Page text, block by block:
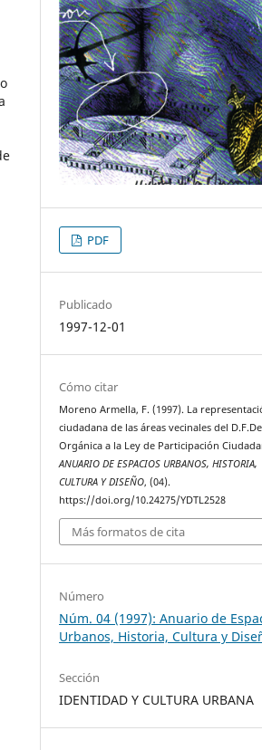
PDF
Publicado
1997-12-01
Cómo citar
Moreno Armella, F. (1997). La
ciudadana de las áreas vecinales del
Orgánica a la Ley de Participación
ANUARIO DE ESPACIOS URBANOS, HISTORIA,
CULTURA Y DISEÑO, (04).
https://doi.org/10.24275/YDTL2528
Más formatos de cita
Número
Núm. 04 (1997): Anuario de
Urbanos, Historia, Cultura y
Sección
IDENTIDAD Y CULTURA URBANA